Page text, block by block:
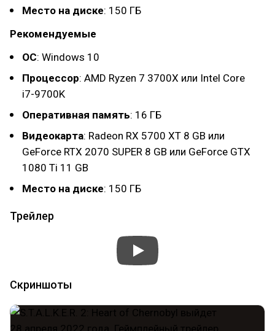
Место на диске: 150 ГБ
Рекомендуемые
ОС: Windows 10
Процессор: AMD Ryzen 7 3700X или Intel Core
i7-9700K
Оперативная память: 16 ГБ
Видеокарта: Radeon RX 5700 XT 8 GB или
GeForce RTX 2070 SUPER 8 GB или GeForce GTX
1080 Ti 11 GB
Место на диске: 150 ГБ
Трейлер
Скриншоты